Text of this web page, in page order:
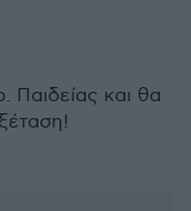
Παιδείας και θα